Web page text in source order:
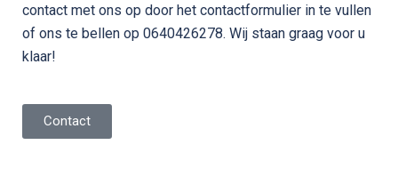
contact met ons op door het contactformulier in te vullen
of ons te bellen op 0640426278. Wij staan graag voor u
klaar!
Contact